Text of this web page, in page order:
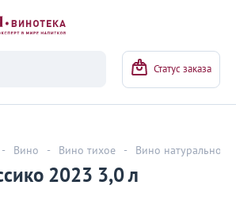
Статус заказа
- Вино - Вино тихое - Вино натуральное
2023 3,0 л